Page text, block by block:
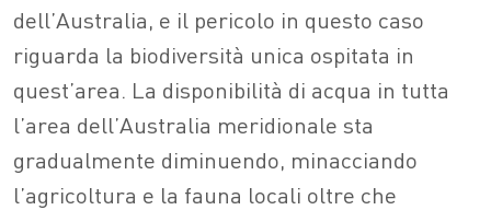
dell’Australia, e il pericolo in questo caso
riguarda la biodiversità unica ospitata in
quest’area. La disponibilità di acqua in tutta
l’area dell’Australia meridionale sta
gradualmente diminuendo, minacciando
l’agricoltura e la fauna locali oltre che